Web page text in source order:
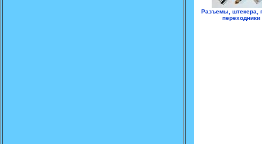
Разъемы, штекера,
переходники